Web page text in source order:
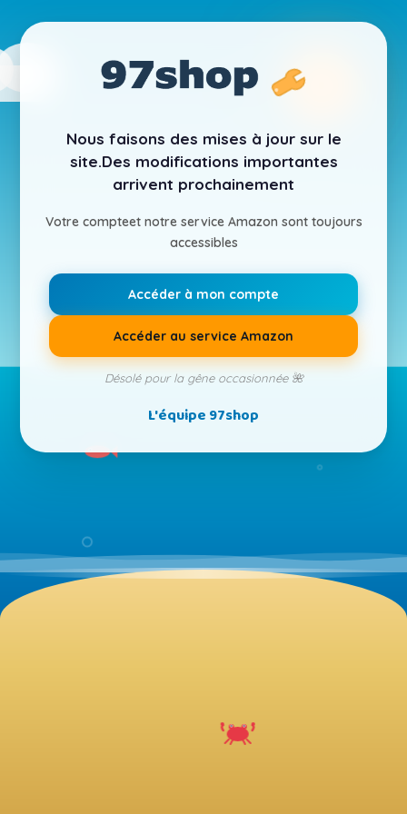
Nous faisons des mises à jour sur le
site.Des modifications importantes
arrivent prochainement
Votre compteet notre service Amazon sont toujours
accessibles
Accéder à mon compte
Accéder au service Amazon
Désolé pour la gêne occasionnée 🌺
L'équipe 97shop